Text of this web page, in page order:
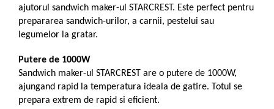
Aparate de ingrijire tesaturi
aparat de calcat vertical
Aparate de scame
Fiare de calcat
Statii de calcat
Aparate de masaj
ajutorul sandwich maker-ul STARCREST. Este perfect pentru
prepararea sandwich-urilor, a carnii, pestelui sau
legumelor la gratar.
Putere de 1000W
Sandwich maker-ul STARCREST are o putere de 1000W,
ajungand rapid la temperatura ideala de gatire. Totul se
prepara extrem de rapid si eficient.